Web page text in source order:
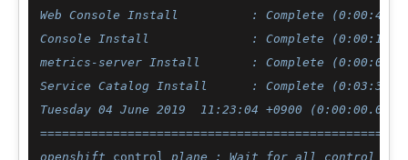
Web Console Install          : Complete (0:00:40)
Console Install              : Complete (0:00:18)
metrics-server Install       : Complete (0:00:01)
Service Catalog Install      : Complete (0:03:39)
Tuesday 04 June 2019  11:23:04 +0900
openshift_ control _plane : Wait for all